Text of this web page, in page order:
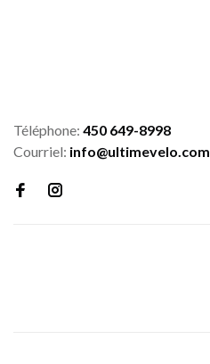
Téléphone: 450 649-8998
Courriel: info@ultimevelo.com